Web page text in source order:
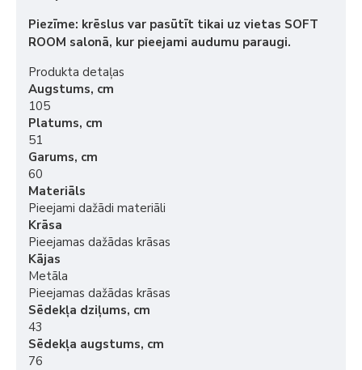
Piezīme: krēslus var pasūtīt tikai uz vietas SOFT
ROOM salonā, kur pieejami audumu paraugi.
Produkta detaļas
Augstums, cm
105
Platums, cm
51
Garums, cm
60
Materiāls
Pieejami dažādi materiāli
Krāsa
Pieejamas dažādas krāsas
Kājas
Metāla
Pieejamas dažādas krāsas
Sēdekļa dziļums, cm
43
Sēdekļa augstums, cm
76